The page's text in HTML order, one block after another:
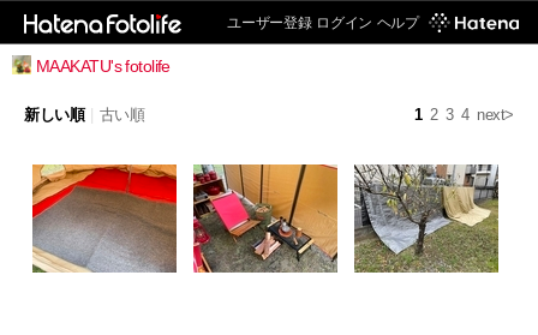
ユーザー登録 ログイン ヘルプ
MAAKATU's fotolife
1 2 3 4 next>
新しい順 古い順